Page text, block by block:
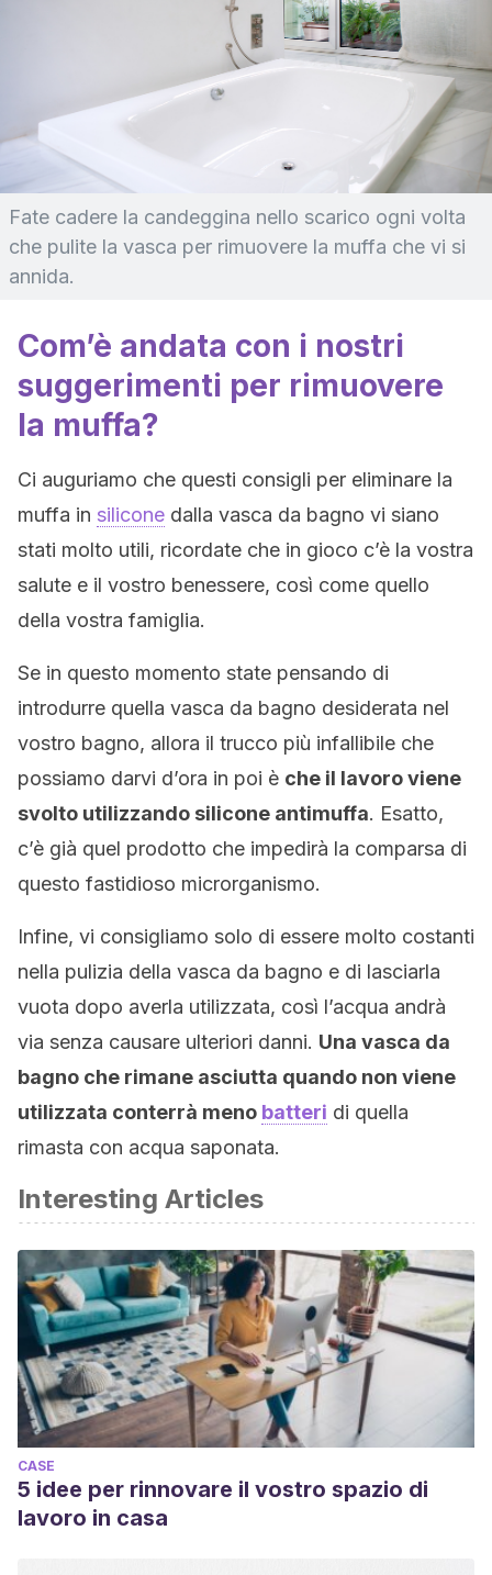
Fate cadere la candeggina nello scarico ogni volta
che pulite la vasca per rimuovere la muffa che vi si
annida.
Com’è andata con i nostri
suggerimenti per rimuovere
la muffa?
Ci auguriamo che questi consigli per eliminare la
muffa in silicone dalla vasca da bagno vi siano
stati molto utili, ricordate che in gioco c’è la vostra
salute e il vostro benessere, così come quello
della vostra famiglia.
Se in questo momento state pensando di
introdurre quella vasca da bagno desiderata nel
vostro bagno, allora il trucco più infallibile che
possiamo darvi d’ora in poi è che il lavoro viene
svolto utilizzando silicone antimuffa. Esatto,
c’è già quel prodotto che impedirà la comparsa di
questo fastidioso microrganismo.
Infine, vi consigliamo solo di essere molto costanti
nella pulizia della vasca da bagno e di lasciarla
vuota dopo averla utilizzata, così l’acqua andrà
via senza causare ulteriori danni. Una vasca da
bagno che rimane asciutta quando non viene
utilizzata conterrà meno batteri di quella
rimasta con acqua saponata.
Interesting Articles
CASE
5 idee per rinnovare il vostro spazio di
lavoro in casa